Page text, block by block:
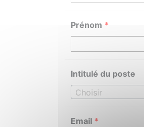
Prénom *
Intitulé du poste
Choisir
Email *